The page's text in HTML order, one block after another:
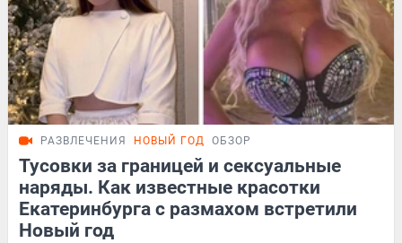
РАЗВЛЕЧЕНИЯ НОВЫЙ ГОД ОБЗОР
Тусовки за границей и сексуальные
наряды. Как известные красотки
Екатеринбурга с размахом встретили
Новый год